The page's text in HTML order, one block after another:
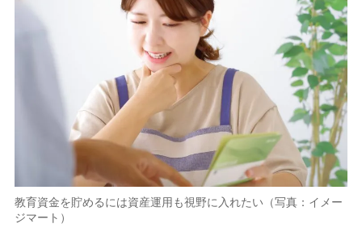
教育資金を貯めるには資産運用も視野に入れたい（写真：イメー
ジマート）